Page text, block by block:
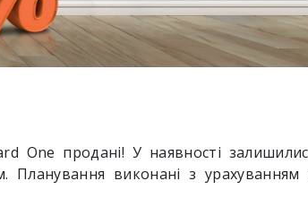
One продані! У наявності
виконані з урахуванням